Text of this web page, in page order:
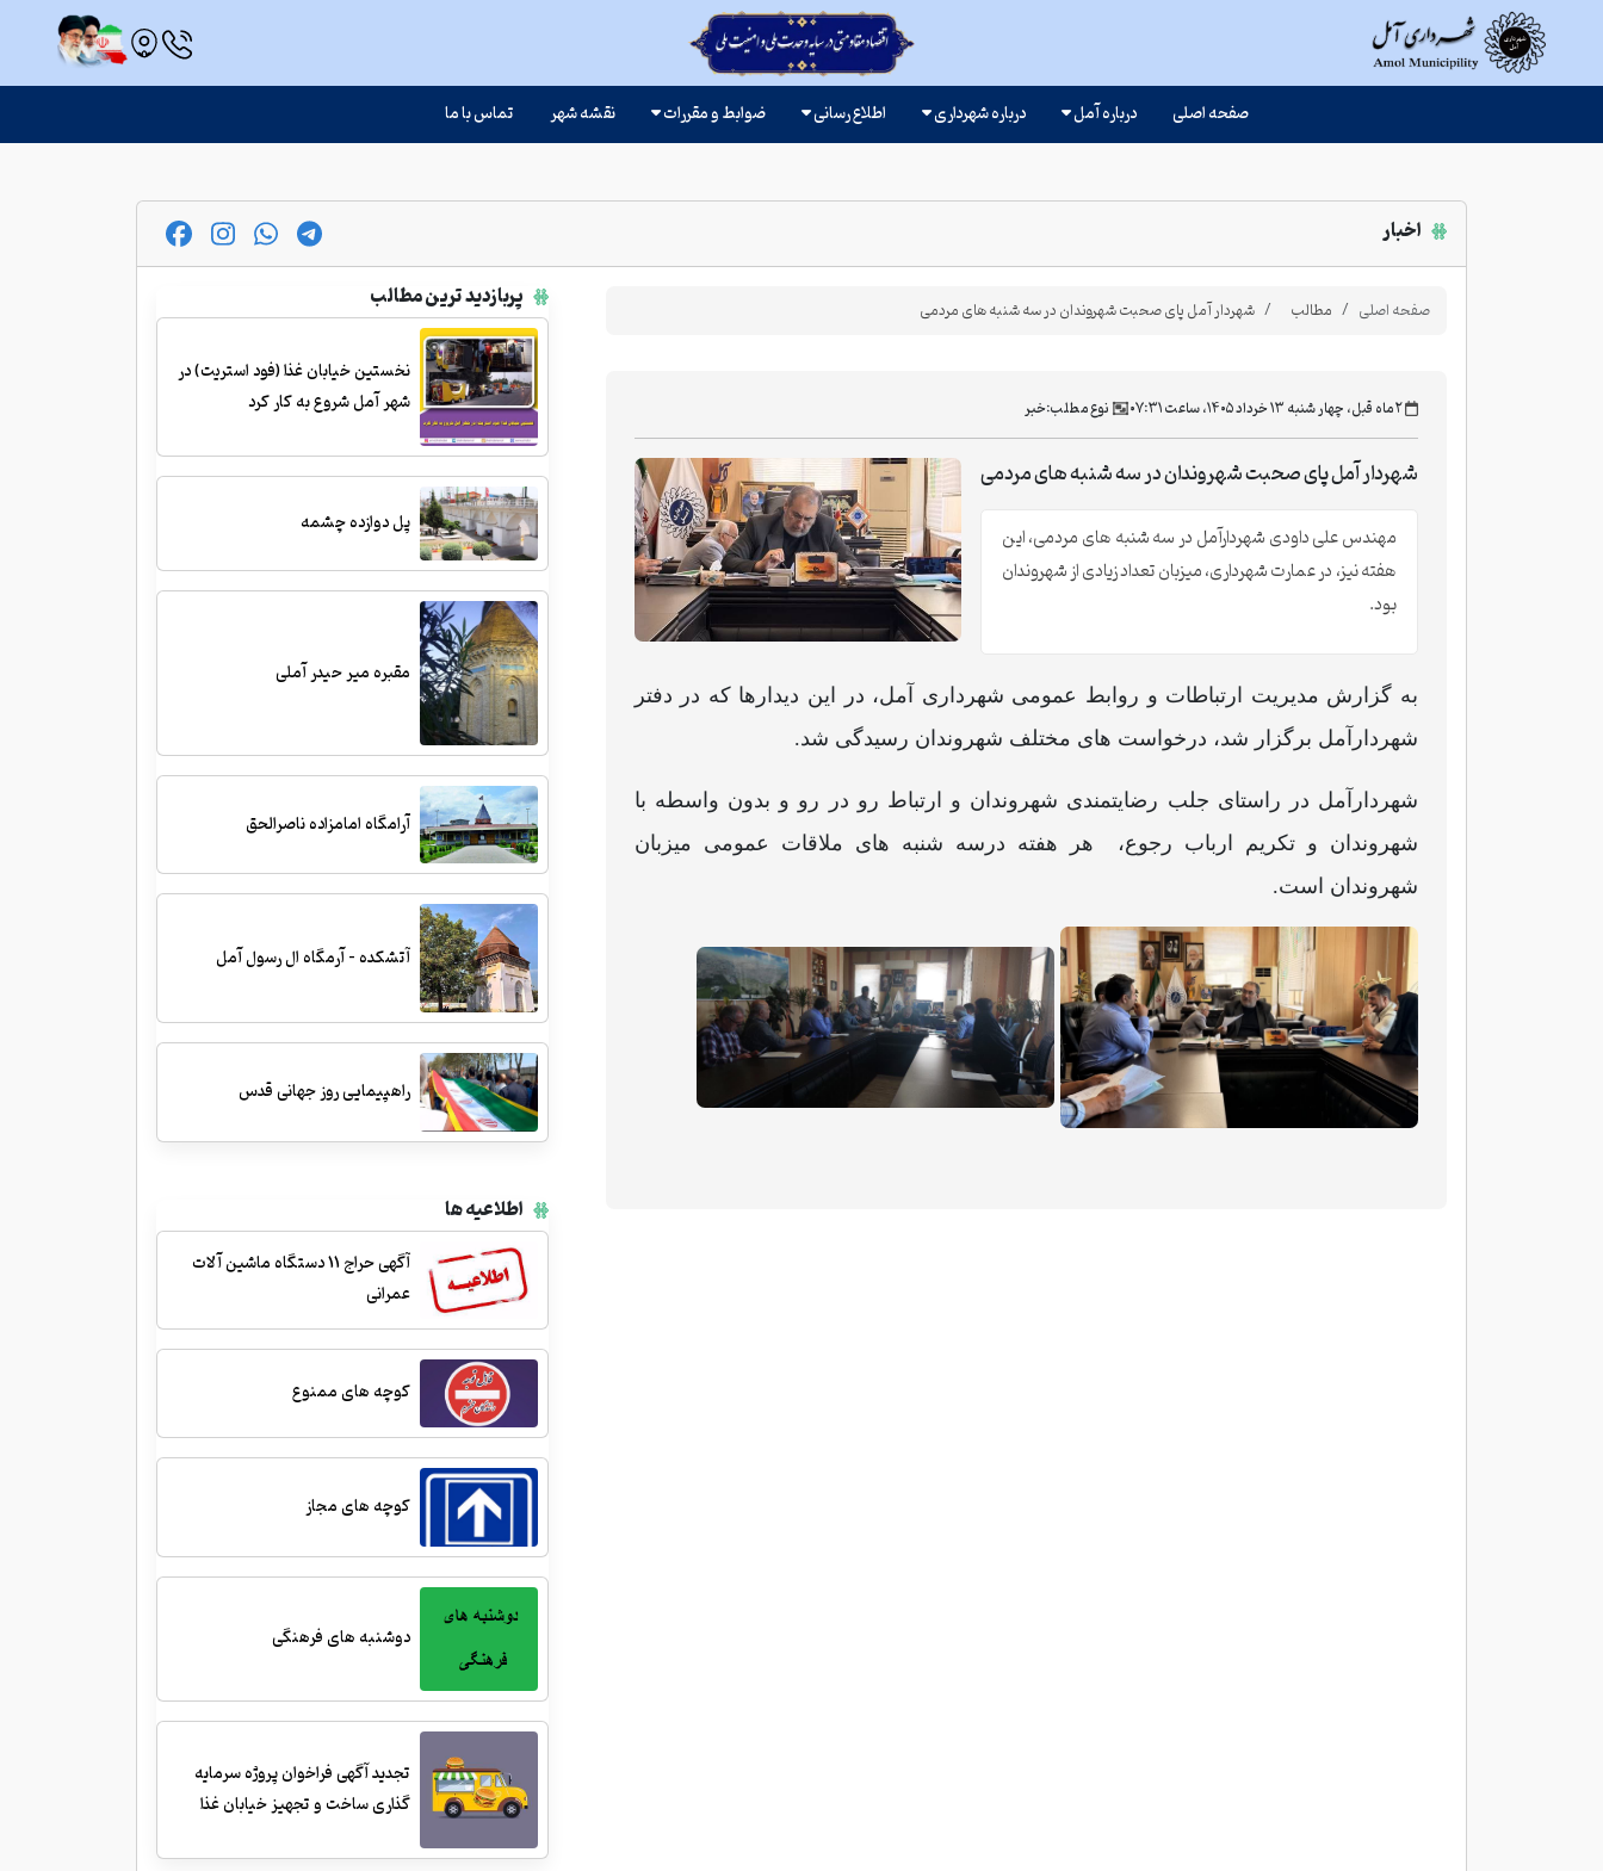
صفحه اصلی درباره آمل درباره شهرداری اطلاع رسانی ضوابط و مقررات نقشه شهر تماس با ما
اخبار
صفحه اصلی مطالب شهردار آمل پای صحبت شهروندان در سه شنبه های مردمی
‫۲ ماه قبل، چهار شنبه ۱۳ خرداد ۱۴۰۵، ساعت ۰۷:۳۱ نوع مطلب:خبر
شهردار آمل پای صحبت شهروندان در سه شنبه های مردمی
مهندس علی داودی شهردارآمل در سه شنبه های مردمی، این
هفته نیز، در عمارت شهرداری، میزبان تعداد زیادی از شهروندان
بود.
به گزارش مدیریت ارتباطات و روابط عمومی شهرداری آمل، در این دیدارها که در دفتر
شهردارآمل برگزار شد، درخواست های مختلف شهروندان رسیدگی شد.
شهردارآمل در راستای جلب رضایتمندی شهروندان و ارتباط رو در رو و بدون واسطه با
شهروندان و تکریم ارباب رجوع، هر هفته درسه شنبه های ملاقات عمومی میزبان
شهروندان است.
پربازدید ترین مطالب
نخستین خیابان غذا (فود استریت) در
شهر آمل شروع به کار کرد
پل دوازده چشمه
مقبره میر حیدر آملی
آرامگاه امامزاده ناصرالحق
آتشکده - آرمگاه ال رسول آمل
راهپیمایی روز جهانی قدس
اطلاعیه ها
آگهی حراج 11 دستگاه ماشین آلات
عمرانی
کوچه های ممنوع
کوچه های مجاز
دوشنبه های فرهنگی
تجدید آگهی فراخوان پروژه سرمایه
گذاری ساخت و تجهیز خیابان غذا